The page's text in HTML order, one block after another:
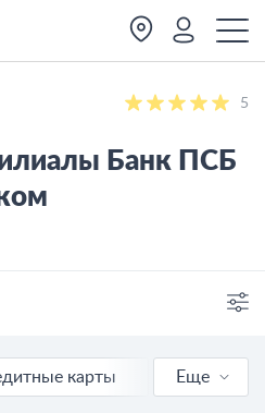
5
Банк ПСБ
Банкоматы
карты
Еще